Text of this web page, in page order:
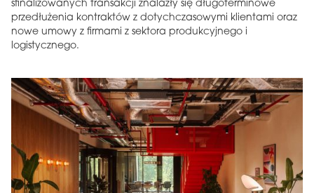
sfinalizowanych transakcji znalazły się długoterminowe
przedłużenia kontraktów z dotychczasowymi klientami oraz
nowe umowy z firmami z sektora produkcyjnego i
logistycznego.